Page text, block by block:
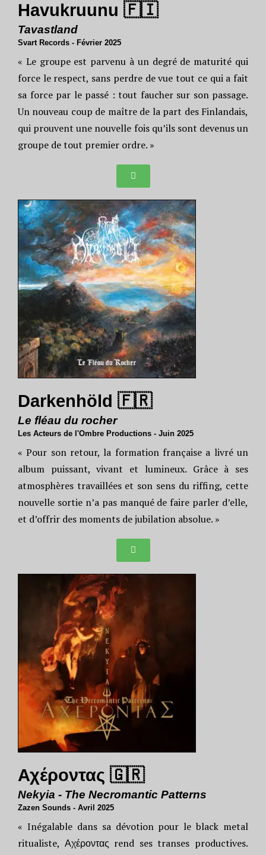
Havukruunu 🇫🇮
Tavastland
Svart Records - Février 2025
« Le groupe est parvenu à un degré de maturité qui
force le respect, sans perdre de vue tout ce qui a fait
sa force par le passé : tout faucher sur son passage.
Un nouveau coup de maître de la part des Finlandais,
qui prouvent une nouvelle fois qu’ils sont devenus un
groupe de tout premier ordre. »
Darkenhöld 🇫🇷
Le fléau du rocher
Les Acteurs de l'Ombre Productions - Juin 2025
« Pour son retour, la formation française a livré un
album puissant, vivant et lumineux. Grâce à ses
atmosphères travaillées et son sens du riffing, cette
nouvelle sortie n’a pas manqué de faire parler d’elle,
et d’offrir des moments de jubilation absolue. »
Αχέροντας 🇬🇷
Νekyia - The Necromantic Patterns
Zazen Sounds - Avril 2025
« Inégalable dans sa dévotion pour le black metal
ritualiste, Αχέροντας rend ses transes productives.